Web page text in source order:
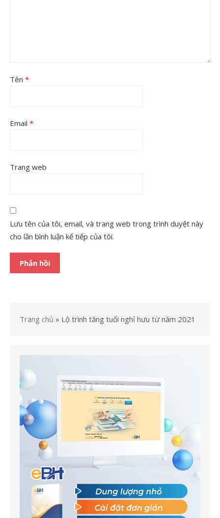
Tên *
Email *
Trang web
Lưu tên của tôi, email, và trang web trong trình duyệt này
cho lần bình luận kế tiếp của tôi.
Trang chủ » Lộ trình tăng tuổi nghỉ hưu từ năm 2021